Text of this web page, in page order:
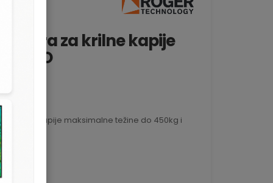
za krilne kapije
krilne kapije maksimalne težine do 450kg i
30%